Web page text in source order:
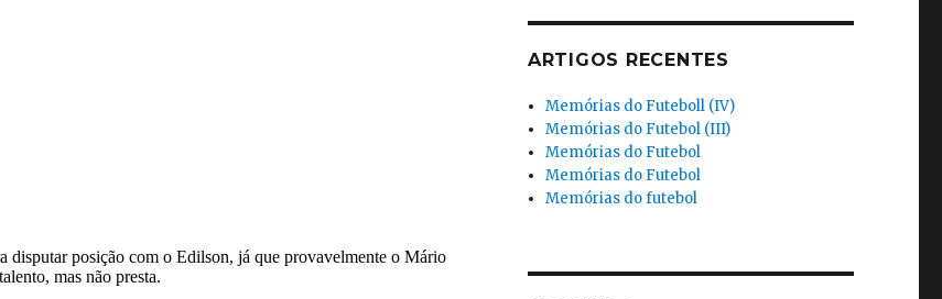
ARTIGOS RECENTES
Memórias do Futeboll (IV)
Memórias do Futebol (III)
Memórias do Futebol
Memórias do Futebol
Memórias do futebol